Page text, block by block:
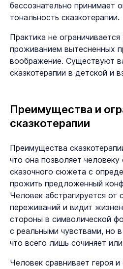
бессознательно принимает
тональность сказкотерапии.
Практика не
проживанием вытесненных
воображение. Существуют
сказкотерапии в детской и
Преимущества и
сказкотерапии
Преимущества
что она позволяет
сказочного сюжета с
прожить предложенный
Человек абстрагируется от
переживаний и видит
стороны в символической
с реальными чувствами, но
что всего лишь сочиняет
Человек сравнивает героя